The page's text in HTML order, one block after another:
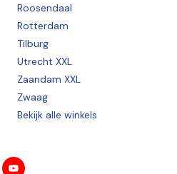
Roosendaal
Rotterdam
Tilburg
Utrecht XXL
Zaandam XXL
Zwaag
Bekijk alle winkels